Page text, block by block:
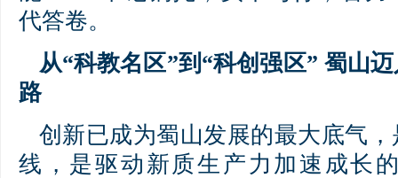
代答卷。
从“科教名区”到“科创强区” 蜀山
路
创新已成为蜀山发展的最大底气
线，是驱动新质生产力加速成长